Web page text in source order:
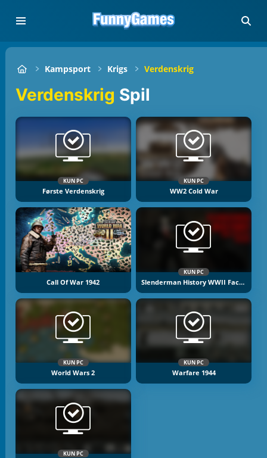
Kampsport Krigs Verdenskrig
Verdenskrig Spil
KUN PC
Første Verdenskrig
KUN PC
WW2 Cold War
Call Of War 1942
KUN PC
Slenderman History WWII Faceless Horror
KUN PC
World Wars 2
KUN PC
Warfare 1944
KUN PC